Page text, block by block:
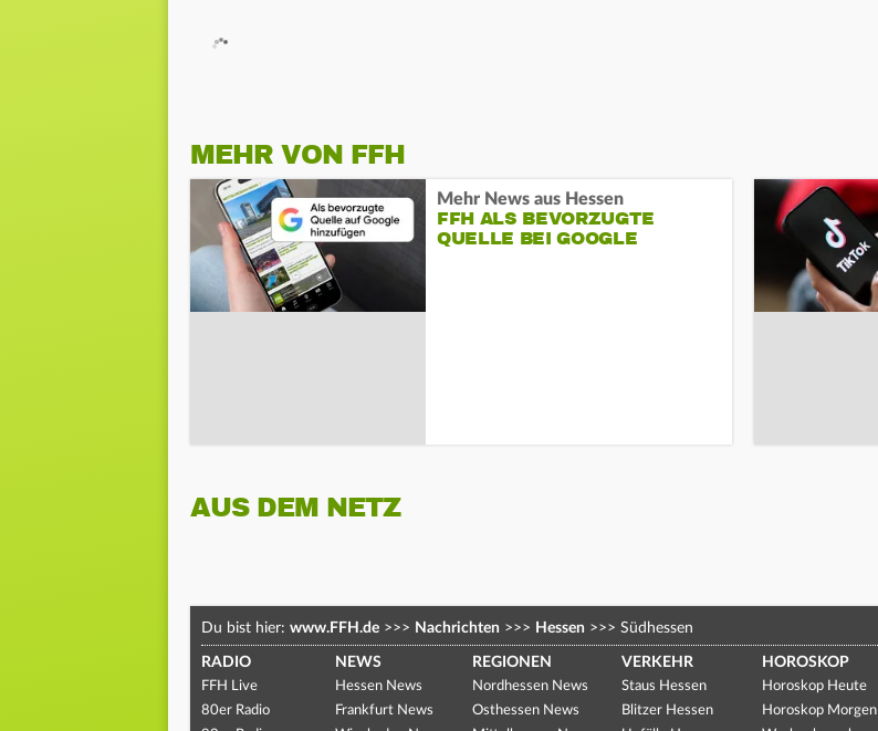
MEHR VON FFH
Mehr News aus Hessen
FFH ALS BEVORZUGTE
QUELLE BEI GOOGLE
AUS DEM NETZ
Du bist hier: www.FFH.de >>> Nachrichten >>> Hessen >>> Südhessen
RADIO
FFH Live
80er Radio
NEWS
Hessen News
Frankfurt News
REGIONEN
Nordhessen News
Osthessen News
VERKEHR
Staus Hessen
Blitzer Hessen
HOROSKOP
Horoskop Heute
Horoskop Morgen